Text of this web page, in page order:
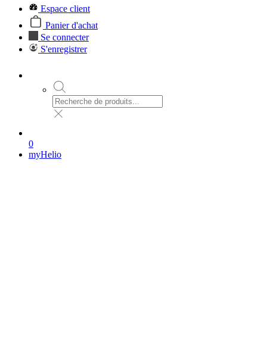
Espace client
Panier d'achat
Se connecter
S'enregistrer
0
myHelio